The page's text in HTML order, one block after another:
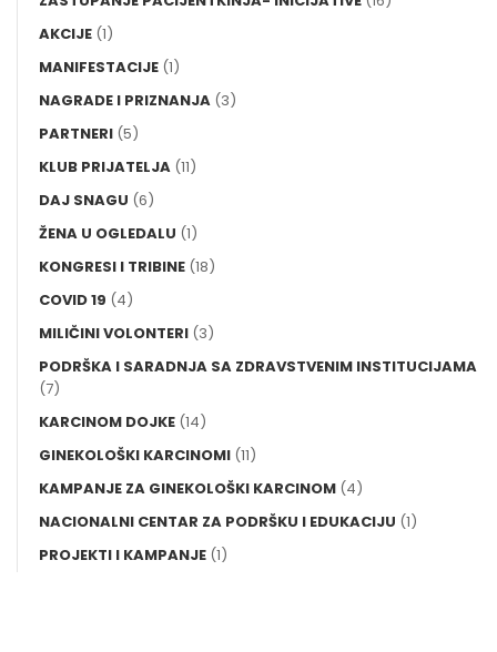
AKCIJE (1)
MANIFESTACIJE (1)
NAGRADE I PRIZNANJA (3)
PARTNERI (5)
KLUB PRIJATELJA (11)
DAJ SNAGU (6)
ŽENA U OGLEDALU (1)
KONGRESI I TRIBINE (18)
COVID 19 (4)
MILIČINI VOLONTERI (3)
PODRŠKA I SARADNJA SA ZDRAVSTVENIM INSTITUCIJAMA
(7)
KARCINOM DOJKE (14)
GINEKOLOŠKI KARCINOMI (11)
KAMPANJE ZA GINEKOLOŠKI KARCINOM (4)
NACIONALNI CENTAR ZA PODRŠKU I EDUKACIJU (1)
PROJEKTI I KAMPANJE (1)